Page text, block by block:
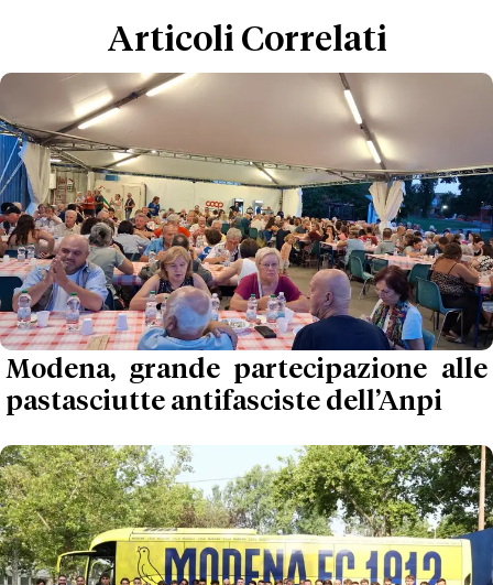
Articoli Correlati
Modena, grande partecipazione alle
pastasciutte antifasciste dell’Anpi